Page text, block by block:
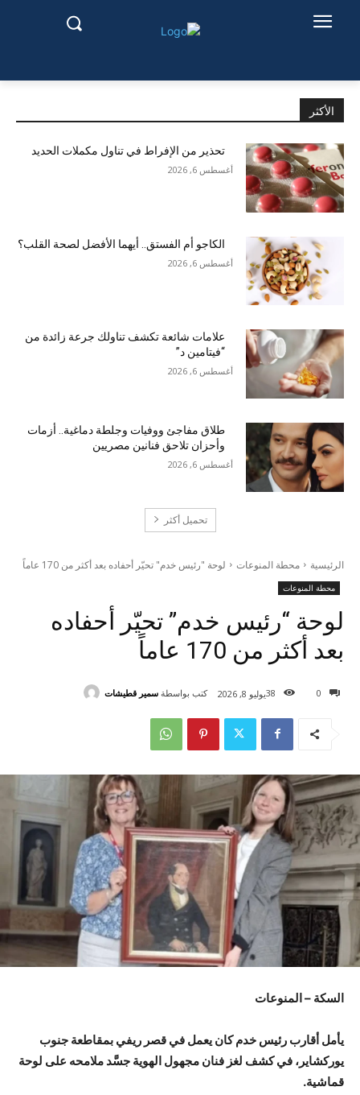
الأكثر
تحذير من الإفراط في تناول مكملات الحديد
أغسطس 6, 2026
الكاجو أم الفستق.. أيهما الأفضل لصحة القلب؟
أغسطس 6, 2026
علامات شائعة تكشف تناولك جرعة زائدة من
“فيتامين د”
أغسطس 6, 2026
طلاق مفاجئ ووفيات وجلطة دماغية.. أزمات
وأحزان تلاحق فنانين مصريين
أغسطس 6, 2026
تحميل أكثر
الرئيسية محطة المنوعات لوحة "رئيس خدم" تحيّر أحفاده بعد أكثر من 170 عاماً
محطة المنوعات
لوحة “رئيس خدم” تحيّر أحفاده
بعد أكثر من 170 عاماً
0
38يوليو 8, 2026 كتب بواسطة سمير قطيشات
السكة – المنوعات
يأمل أقارب رئيس خدم كان يعمل في قصر ريفي بمقاطعة جنوب
يوركشاير، في كشف لغز فنان مجهول الهوية جسَّد ملامحه على لوحة
قماشية.